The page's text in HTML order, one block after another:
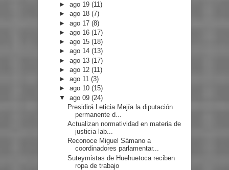
►ago 19(11)
►ago 18(7)
►ago 17(8)
►ago 16(17)
►ago 15(18)
►ago 14(13)
►ago 13(17)
►ago 12(11)
►ago 11(3)
►ago 10(15)
▼ago 09(24)
Presidirá Leticia Mejía la diputación
permanente d...
Actualizan normatividad en materia de
justicia lab...
Reconoce Miguel Sámano a
coordinadores parlamentar...
Suteymistas de Huehuetoca reciben
ropa de trabajo